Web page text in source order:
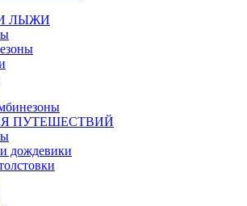
ЛЫЖИ
ПУТЕШЕСТВИЙ
дождевики